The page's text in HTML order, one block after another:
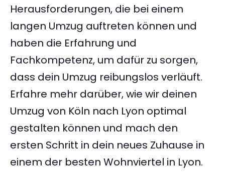
Herausforderungen, die bei einem
langen Umzug auftreten können und
haben die Erfahrung und
Fachkompetenz, um dafür zu sorgen,
dass dein Umzug reibungslos verläuft.
Erfahre mehr darüber, wie wir deinen
Umzug von Köln nach Lyon optimal
gestalten können und mach den
ersten Schritt in dein neues Zuhause in
einem der besten Wohnviertel in Lyon.